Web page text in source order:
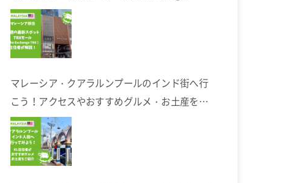
TRX）」完全ガイド
マレーシア・クアラルンプールのインド街へ行
こう！アクセスやおすすめグルメ・お土産を在
住者が解説します